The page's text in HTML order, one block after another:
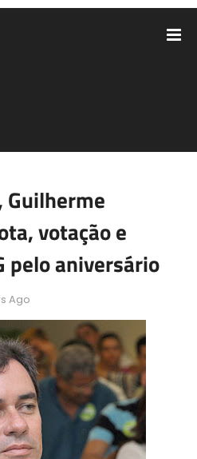
Guilherme
votação e
pelo aniversário
Ago